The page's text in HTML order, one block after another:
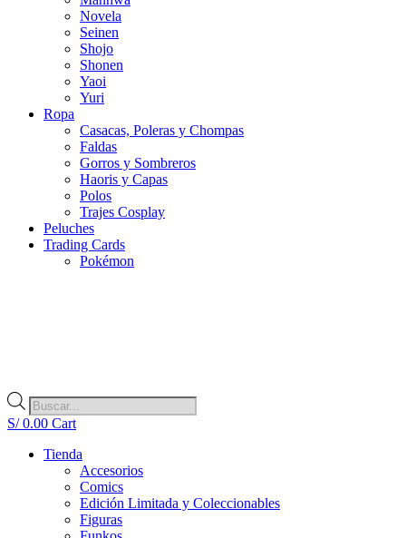
Novela
Seinen
Shojo
Shonen
Yaoi
Yuri
Ropa
Casacas, Poleras y Chompas
Faldas
Gorros y Sombreros
Haoris y Capas
Polos
Trajes Cosplay
Peluches
Trading Cards
Pokémon
Búsqueda
de
productos
S/0.00 Cart
Tienda
Accesorios
Comics
Edición Limitada y Coleccionables
Figuras